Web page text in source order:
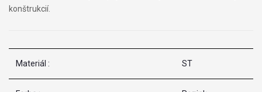
konštrukcií.
Materiál : ST